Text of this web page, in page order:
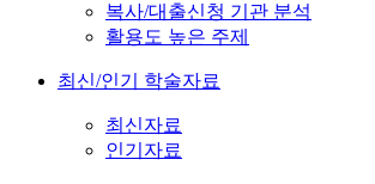
복사/대출신청 기관 분석
활용도 높은 주제
최신/인기 학술자료
최신자료
인기자료